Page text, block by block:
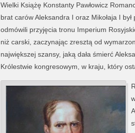
Wielki Książę Konstanty Pawłowicz
brat carów Aleksandra I oraz Mikołaja I
odmówili przyjęcia tronu Imperium
niż carski, zaczynając zresztą od
największej szansy, jaką dała śmierć
Królestwie kongresowym, w kraju, który